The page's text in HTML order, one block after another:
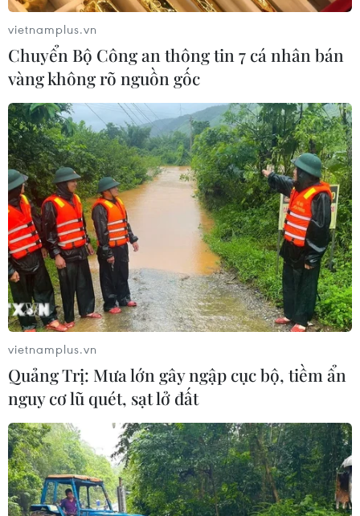
vietnamplus.vn
Chuyển Bộ Công an thông tin 7 cá nhân bán
vàng không rõ nguồn gốc
vietnamplus.vn
Quảng Trị: Mưa lớn gây ngập cục bộ, tiềm ẩn
nguy cơ lũ quét, sạt lở đất